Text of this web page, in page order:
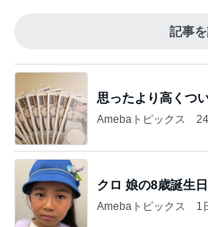
記事
思ったより高くつ
Amebaトピックス
クロ 娘の8歳誕生
Amebaトピックス 1